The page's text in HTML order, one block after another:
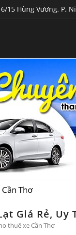
15 Hùng Vương. P.
Thơ
Giá Rẻ, Uy
thuê xe Cần Thơ